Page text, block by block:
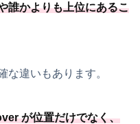
誰かよりも上位にあるこ
な違いもあります。
が位置だけでなく、